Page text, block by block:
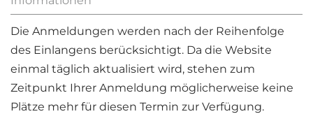
Die Anmeldungen werden nach der Reihenfolge
des Einlangens berücksichtigt. Da die Website
einmal täglich aktualisiert wird, stehen zum
Zeitpunkt Ihrer Anmeldung möglicherweise keine
Plätze mehr für diesen Termin zur Verfügung.